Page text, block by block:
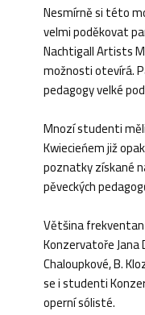
Nesmírně si této
velmi poděkovat
Nachtigall Artists
možnosti otevírá.
pedagogy velké
Mnozí studenti
Kwiecieńem již
poznatky získané
pěveckých
Většina
Konzervatoře Jana
Chaloupkové, B.
se i studenti
operní sólisté.